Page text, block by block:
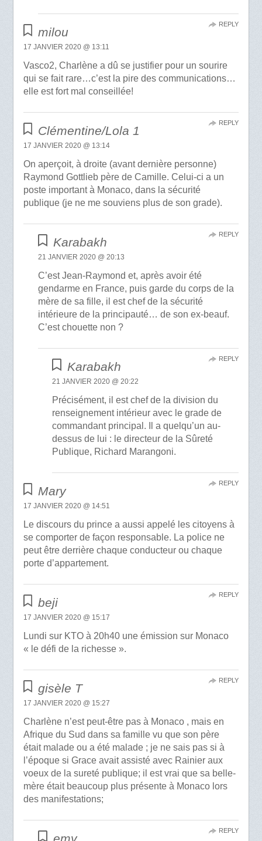
milou
17 JANVIER 2020 @ 13:11
Vasco2, Charlène a dû se justifier pour un sourire
qui se fait rare…c’est la pire des communications…
elle est fort mal conseillée!
REPLY
Clémentine/Lola 1
17 JANVIER 2020 @ 13:14
On aperçoit, à droite (avant dernière personne)
Raymond Gottlieb père de Camille. Celui-ci a un
poste important à Monaco, dans la sécurité
publique (je ne me souviens plus de son grade).
REPLY
Karabakh
21 JANVIER 2020 @ 20:13
C’est Jean-Raymond et, après avoir été
gendarme en France, puis garde du corps de la
mère de sa fille, il est chef de la sécurité
intérieure de la principauté… de son ex-beauf.
C’est chouette non ?
REPLY
Karabakh
21 JANVIER 2020 @ 20:22
Précisément, il est chef de la division du
renseignement intérieur avec le grade de
commandant principal. Il a quelqu’un au-
dessus de lui : le directeur de la Sûreté
Publique, Richard Marangoni.
REPLY
Mary
17 JANVIER 2020 @ 14:51
Le discours du prince a aussi appelé les citoyens à
se comporter de façon responsable. La police ne
peut être derrière chaque conducteur ou chaque
porte d’appartement.
REPLY
beji
17 JANVIER 2020 @ 15:17
Lundi sur KTO à 20h40 une émission sur Monaco
« le défi de la richesse ».
REPLY
gisèle T
17 JANVIER 2020 @ 15:27
Charlène n’est peut-être pas à Monaco , mais en
Afrique du Sud dans sa famille vu que son père
était malade ou a été malade ; je ne sais pas si à
l’époque si Grace avait assisté avec Rainier aux
voeux de la sureté publique; il est vrai que sa belle-
mère était beaucoup plus présente à Monaco lors
des manifestations;
REPLY
emy
REPLY